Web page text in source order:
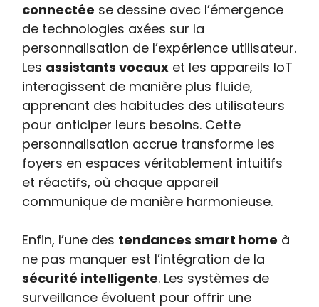
connectée se dessine avec l’émergence
de technologies axées sur la
personnalisation de l’expérience utilisateur.
Les assistants vocaux et les appareils IoT
interagissent de manière plus fluide,
apprenant des habitudes des utilisateurs
pour anticiper leurs besoins. Cette
personnalisation accrue transforme les
foyers en espaces véritablement intuitifs
et réactifs, où chaque appareil
communique de manière harmonieuse.
Enfin, l’une des tendances smart home à
ne pas manquer est l’intégration de la
sécurité intelligente. Les systèmes de
surveillance évoluent pour offrir une